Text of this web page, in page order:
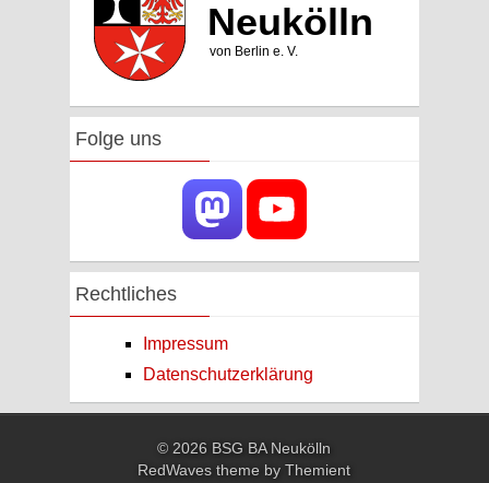
Folge uns
Rechtliches
Impressum
Datenschutzerklärung
© 2026 BSG BA Neukölln
RedWaves theme byThemient